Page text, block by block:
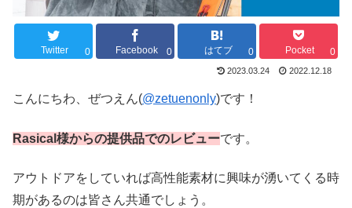
Twitter 0 Facebook 0 はてブ 0 Pocket 0
2023.03.24 2022.12.18
こんにちわ、ぜつえん(@zetuenonly)です！
Rasical様からの提供品でのレビューです。
アウトドアをしていれば高性能素材に興味が湧いてくる時
期があるのは皆さん共通でしょう。